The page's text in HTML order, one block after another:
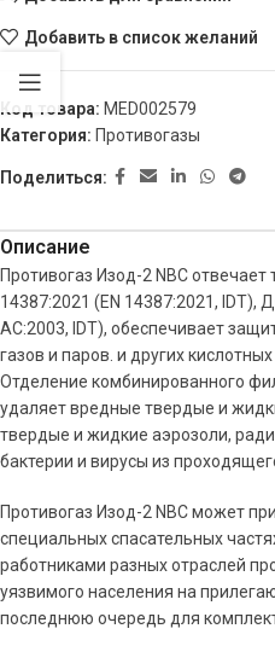
Добавить в список желаний
Код товара: MED002579
Категория: Противогазы
Поделиться:
Описание
Противогаз Изод-2 NBC
14387:2021 (EN 14387:2021, IDT),
АС:2003, IDT), обеспечивает
газов и паров. и других кислотных
Отделение комбинированного
удаляет вредные твердые и
твердые и жидкие аэрозоли,
бактерии и вирусы из
Противогаз Изод-2 NBC может
специальных спасательных
работниками разных отраслей
уязвимого населения на
последнюю очередь для